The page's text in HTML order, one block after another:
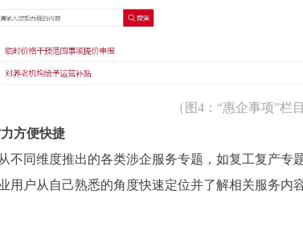
（图4：“惠企事项”栏目
方便快捷
同维度推出的各类涉企服务专题，如复工复产专
用户从自己熟悉的角度快速定位并了解相关服务内容